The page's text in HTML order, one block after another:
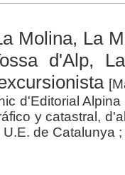
Molina, La
d'Alp,
d'Editorial
y catastral,
de Catalunya